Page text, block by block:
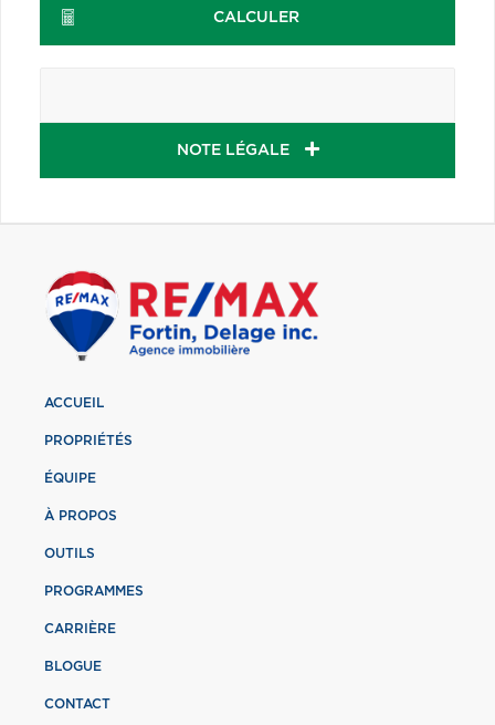
CALCULER
NOTE LÉGALE
ACCUEIL
PROPRIÉTÉS
ÉQUIPE
À PROPOS
OUTILS
PROGRAMMES
CARRIÈRE
BLOGUE
CONTACT